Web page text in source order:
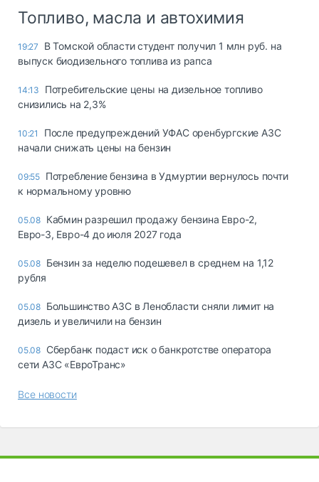
Топливо, масла и автохимия
19:27
В Томской области студент получил 1 млн руб. на
выпуск биодизельного топлива из рапса
14:13
Потребительские цены на дизельное топливо
снизились на 2,3%
10:21
После предупреждений УФАС оренбургские АЗС
начали снижать цены на бензин
09:55 Потребление бензина в Удмуртии вернулось почти
к нормальному уровню
05.08 Кабмин разрешил продажу бензина Евро-2,
Евро-3, Евро-4 до июля 2027 года
05.08 Бензин за неделю подешевел в среднем на 1,12
рубля
05.08 Большинство АЗС в Ленобласти сняли лимит на
дизель и увеличили на бензин
05.08 Сбербанк подаст иск о банкротстве оператора
сети АЗС «ЕвроТранс»
Все новости